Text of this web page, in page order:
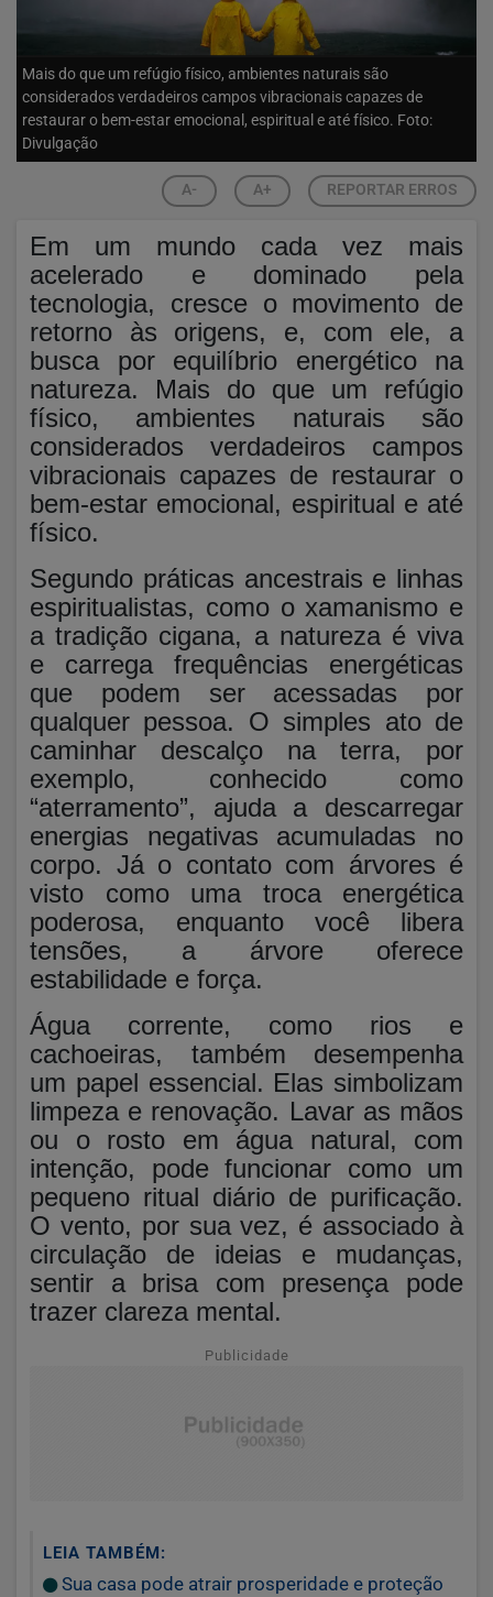
Mais do que um refúgio físico, ambientes naturais são
considerados verdadeiros campos vibracionais capazes de
restaurar o bem-estar emocional, espiritual e até físico. Foto:
Divulgação
A- A+ REPORTAR ERROS
Em um mundo cada vez mais
acelerado e dominado pela
tecnologia, cresce o movimento de
retorno às origens, e, com ele, a
busca por equilíbrio energético na
natureza. Mais do que um refúgio
físico, ambientes naturais são
considerados verdadeiros campos
vibracionais capazes de restaurar o
bem-estar emocional, espiritual e até
físico.
Segundo práticas ancestrais e linhas
espiritualistas, como o xamanismo e
a tradição cigana, a natureza é viva
e carrega frequências energéticas
que podem ser acessadas por
qualquer pessoa. O simples ato de
caminhar descalço na terra, por
exemplo, conhecido como
“aterramento”, ajuda a descarregar
energias negativas acumuladas no
corpo. Já o contato com árvores é
visto como uma troca energética
poderosa, enquanto você libera
tensões, a árvore oferece
estabilidade e força.
Água corrente, como rios e
cachoeiras, também desempenha
um papel essencial. Elas simbolizam
limpeza e renovação. Lavar as mãos
ou o rosto em água natural, com
intenção, pode funcionar como um
pequeno ritual diário de purificação.
O vento, por sua vez, é associado à
circulação de ideias e mudanças,
sentir a brisa com presença pode
trazer clareza mental.
Publicidade
LEIA TAMBÉM:
Sua casa pode atrair prosperidade e proteção